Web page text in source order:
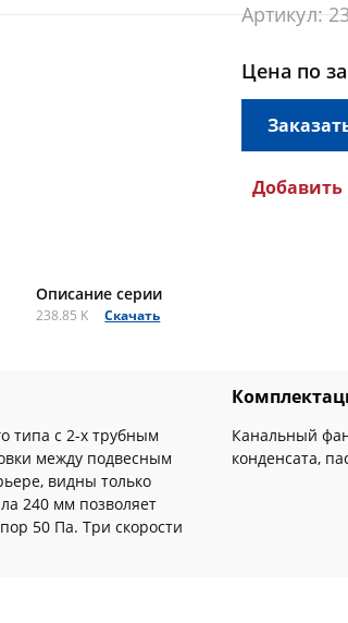
Артикул:
Цена по
Добавить
Описание серии
238.85 K Скачать
типа с 2-х трубным
между подвесным
видны только
240 мм позволяет
50 Па. Три скорости
Канальный
конденсата,